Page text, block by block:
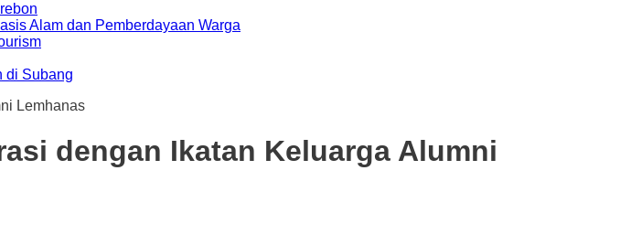
Alam dan Pemberdayaan Warga
di Subang
Lemhanas
dengan Ikatan Keluarga Alumni